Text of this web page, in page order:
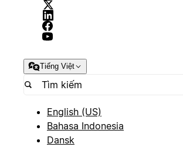
Tiếng Việt
English (US)
Bahasa Indonesia
Dansk